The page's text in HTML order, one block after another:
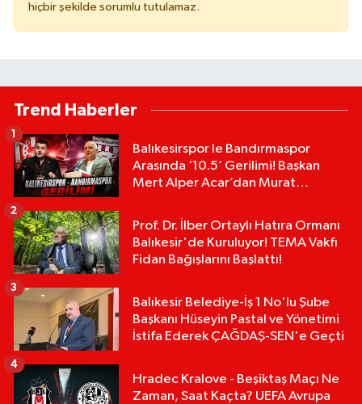
hiçbir şekilde sorumlu tutulamaz.
Trend Haberler
Balıkesirspor le Bandırmaspor
Arasında ‘10.5’ Gerilimi! Başkan
Mert Alper Acar’dan Murat
1
Prof. Dr. İlber Ortaylı Hatıra Ormanı
Balıkesir'de Kuruluyor! TEMA Vakfı
Fidan Bağışlarını Başlattı!
2
Balıkesir Belediye-İş 1 No'lu Şube
Başkanı Hüseyin Pastal ve Yönetimi
İstifa Ederek ÇAĞDAŞ-SEN'e Geçti
3
Hradec Kralove - Beşiktaş Maçı Ne
Zaman, Saat Kaçta? UEFA Avrupa
4